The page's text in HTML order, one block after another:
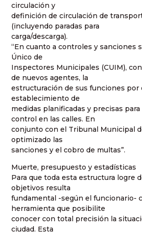
circulación y
definición de circulación de
(incluyendo paradas para
carga/descarga).
“En cuanto a controles y sanciones
Único de
Inspectores Municipales (CUIM),
de nuevos agentes, la
estructuración de sus funciones por
establecimiento de
medidas planificadas y precisas
control en las calles. En
conjunto con el Tribunal Municipal
optimizado las
sanciones y el cobro de multas”.
Muerte, presupuesto y estadísticas
Para que toda esta estructura logre
objetivos resulta
fundamental -según el funcionario-
herramienta que posibilite
conocer con total precisión la
ciudad. Esta